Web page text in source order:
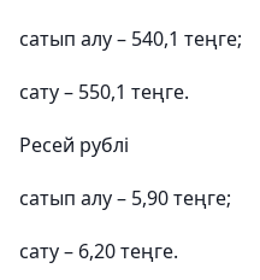
сатып алу – 540,1 теңге;
сату – 550,1 теңге.
Ресей рублі
сатып алу – 5,90 теңге;
сату – 6,20 теңге.